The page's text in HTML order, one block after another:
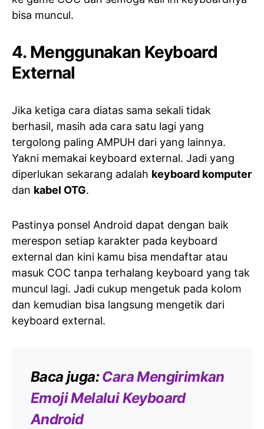
bisa muncul.
4. Menggunakan Keyboard
External
Jika ketiga cara diatas sama sekali tidak
berhasil, masih ada cara satu lagi yang
tergolong paling AMPUH dari yang lainnya.
Yakni memakai keyboard external. Jadi yang
diperlukan sekarang adalah keyboard komputer
dan kabel OTG.
Pastinya ponsel Android dapat dengan baik
merespon setiap karakter pada keyboard
external dan kini kamu bisa mendaftar atau
masuk COC tanpa terhalang keyboard yang tak
muncul lagi. Jadi cukup mengetuk pada kolom
dan kemudian bisa langsung mengetik dari
keyboard external.
Baca juga:Cara Mengirimkan
Emoji Melalui Keyboard
Android